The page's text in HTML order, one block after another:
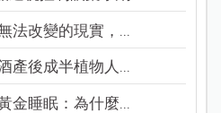
法改變的現實，...
產後成半植物人...
金睡眠：為什麼...